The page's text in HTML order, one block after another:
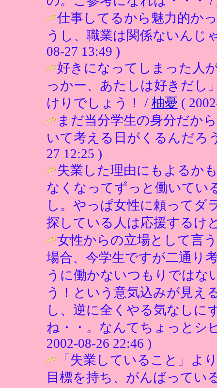
仕事してるから魅力的か
うし、職業は関係ないんじ
08-27 13:49 )
好きになってしまった人
っかー、あたしは好きだし
けりでしょう！ / 柚憂 (
まだ当分学生の身分だか
いて考える日がくるんだろ
27 12:25 )
失業した理由にもよるか
なくなってずっと働いてい
し。やっぱ女性に頼ってダ
探している人は応援するけ
女性からの立場として言
場合、今学生ですが二通り
うに働かないつもりではな
う！という意気込みが見え
し、逆に全くやる気なしに
ね・・。なんてちょっとシ
2002-08-26 22:46 )
「失業していること」よ
目標を持ち、がんばってい